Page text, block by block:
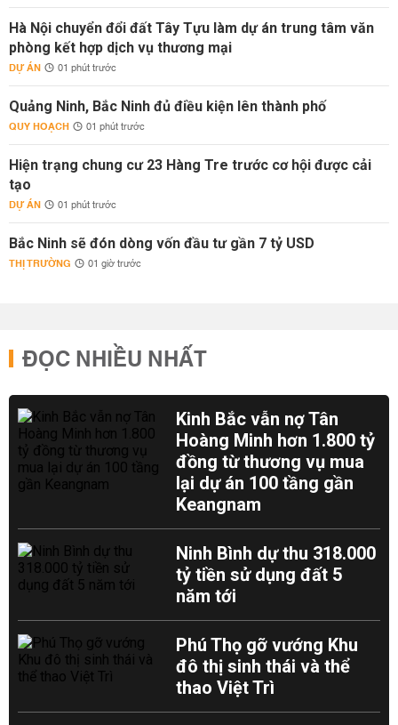
Hà Nội chuyển đổi đất Tây Tựu làm dự án trung tâm văn
phòng kết hợp dịch vụ thương mại
DỰ ÁN 01 phút trước
Quảng Ninh, Bắc Ninh đủ điều kiện lên thành phố
QUY HOẠCH 01 phút trước
Hiện trạng chung cư 23 Hàng Tre trước cơ hội được cải
tạo
DỰ ÁN 01 phút trước
Bắc Ninh sẽ đón dòng vốn đầu tư gần 7 tỷ USD
THỊ TRƯỜNG 01 giờ trước
ĐỌC NHIỀU NHẤT
Kinh Bắc vẫn nợ Tân
Hoàng Minh hơn 1.800 tỷ
đồng từ thương vụ mua
lại dự án 100 tầng gần
Keangnam
Ninh Bình dự thu 318.000
tỷ tiền sử dụng đất 5
năm tới
Phú Thọ gỡ vướng Khu
đô thị sinh thái và thể
thao Việt Trì